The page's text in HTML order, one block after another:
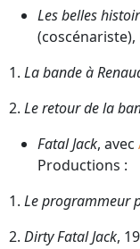
Les belles
1. La bande à
2. Le retour de la
Fatal Jack, avec
Productions :
1. Le programmeur
2. Dirty Fatal Jack,